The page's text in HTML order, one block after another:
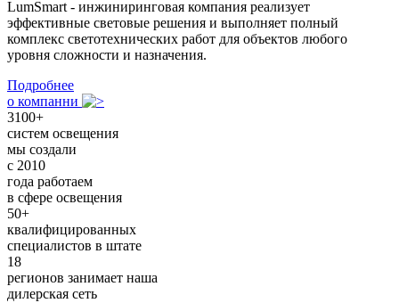
LumSmart - инжиниринговая компания реализует
эффективные световые решения и выполняет полный
комплекс светотехнических работ для объектов любого
уровня сложности и назначения.
Подробнее
о компанни
3100+
систем освещения
мы создали
с 2010
года работаем
в сфере освещения
50+
квалифицированных
специалистов в штате
18
регионов занимает наша
дилерская сеть